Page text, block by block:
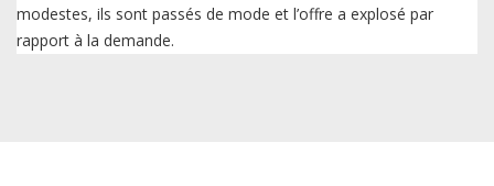
modestes, ils sont passés de mode et l’offre a explosé par
rapport à la demande.